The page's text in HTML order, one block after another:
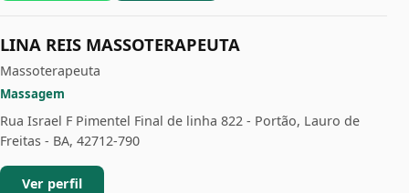
LINA REIS MASSOTERAPEUTA
Massoterapeuta
Massagem
Rua Israel F Pimentel Final de linha 822 - Portão, Lauro de
Freitas - BA, 42712-790
Ver perfil